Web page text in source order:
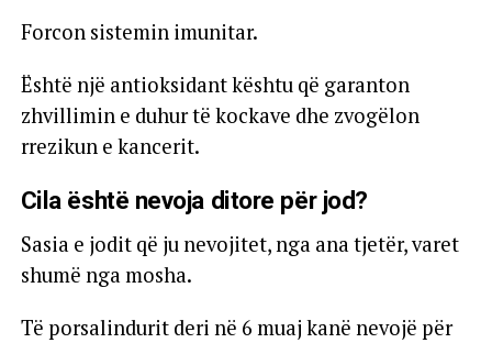
Forcon sistemin imunitar.
Është një antioksidant kështu që garanton
zhvillimin e duhur të kockave dhe zvogëlon
rrezikun e kancerit.
Cila është nevoja ditore për jod?
Sasia e jodit që ju nevojitet, nga ana tjetër, varet
shumë nga mosha.
Të porsalindurit deri në 6 muaj kanë nevojë për